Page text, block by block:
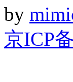
by
京ICP